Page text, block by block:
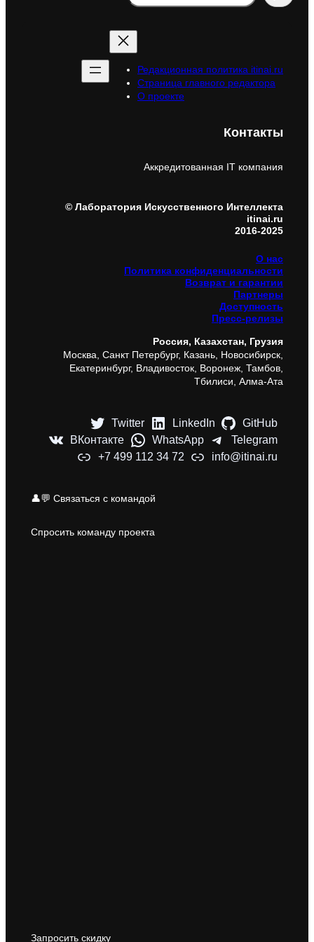
Редакционная политика itinai.ru
Страница главного редактора
О проекте
Контакты
Аккредитованная IT компания
© Лаборатория Искусственного Интеллекта
itinai.ru
2016-2025
О нас
Политика конфиденциальности
Возврат и гарантии
Партнеры
Доступность
Пресс-релизы
Россия, Казахстан, Грузия
Москва, Санкт Петербург, Казань, Новосибирск,
Екатеринбург, Владивосток, Воронеж, Тамбов,
Тбилиси, Алма-Ата
Twitter LinkedIn
GitHub
ВКонтакте
WhatsApp
Telegram
+7 499 112 34 72
info@itinai.ru
👤💬 Связаться с командой
Спросить команду проекта
Запросить скидку